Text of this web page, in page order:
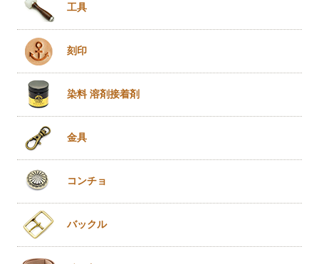
工具
刻印
染料 溶剤接着剤
金具
コンチョ
バックル